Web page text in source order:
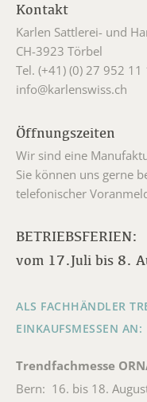
Kontakt
Karlen Sattlerei- und
CH-3923 Törbel
Tel. (+41) (0) 27 952 11
info@karlenswiss.ch
Öffnungszeiten
Wir sind eine
Sie können uns gerne
telefonischer
BETRIEBSFERIEN:
vom 17.Juli bis 8.
ALS FACHHÄNDLER
EINKAUFSMESSEN AN:
Trendfachmesse
Bern: 16. bis 18.